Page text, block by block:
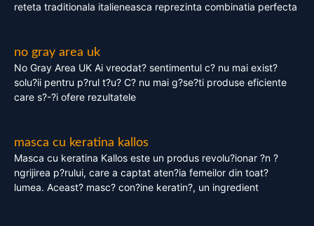
reteta traditionala italieneasca reprezinta combinatia perfecta
no gray area uk
No Gray Area UK Ai vreodat? sentimentul c? nu mai exist?
solu?ii pentru p?rul t?u? C? nu mai g?se?ti produse eficiente
care s?-?i ofere rezultatele
masca cu keratina kallos
Masca cu keratina Kallos este un produs revolu?ionar ?n ?
ngrijirea p?rului, care a captat aten?ia femeilor din toat?
lumea. Aceast? masc? con?ine keratin?, un ingredient